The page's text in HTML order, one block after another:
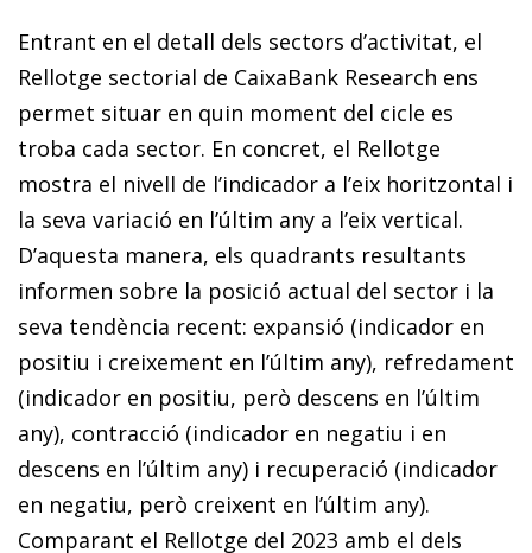
Entrant en el detall dels sectors d’activitat, el
Rellotge sectorial de CaixaBank Research ens
permet situar en quin moment del cicle es
troba cada sector. En concret, el Rellotge
mostra el nivell de l’indicador a l’eix horitzontal i
la seva variació en l’últim any a l’eix vertical.
D’aquesta manera, els quadrants resultants
informen sobre la posició actual del sector i la
seva tendència recent: expansió (indicador en
positiu i creixement en l’últim any), refredament
(indicador en positiu, però descens en l’últim
any), contracció (indicador en negatiu i en
descens en l’últim any) i recuperació (indicador
en negatiu, però creixent en l’últim any).
Comparant el Rellotge del 2023 amb el dels